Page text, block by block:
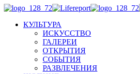
КУЛЬТУРА
ИСКУССТВО
ГАЛЕРЕИ
ОТКРЫТИЯ
СОБЫТИЯ
РАЗВЛЕЧЕНИЯ